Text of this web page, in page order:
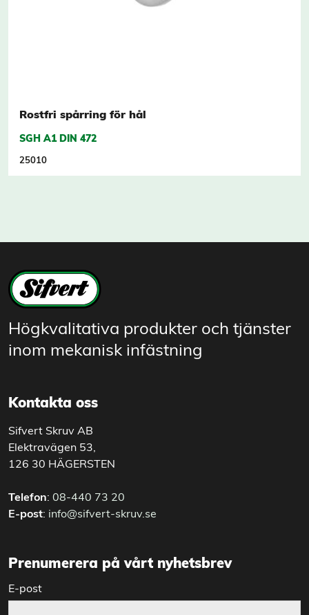
Rostfri spårring för hål
SGH A1 DIN 472
25010
Högkvalitativa produkter och tjänster
inom mekanisk infästning
Kontakta oss
Sifvert Skruv AB
Elektravägen 53,
126 30 HÄGERSTEN
Telefon: 08-440 73 20
E-post: info@sifvert-skruv.se
Prenumerera på vårt nyhetsbrev
E-post